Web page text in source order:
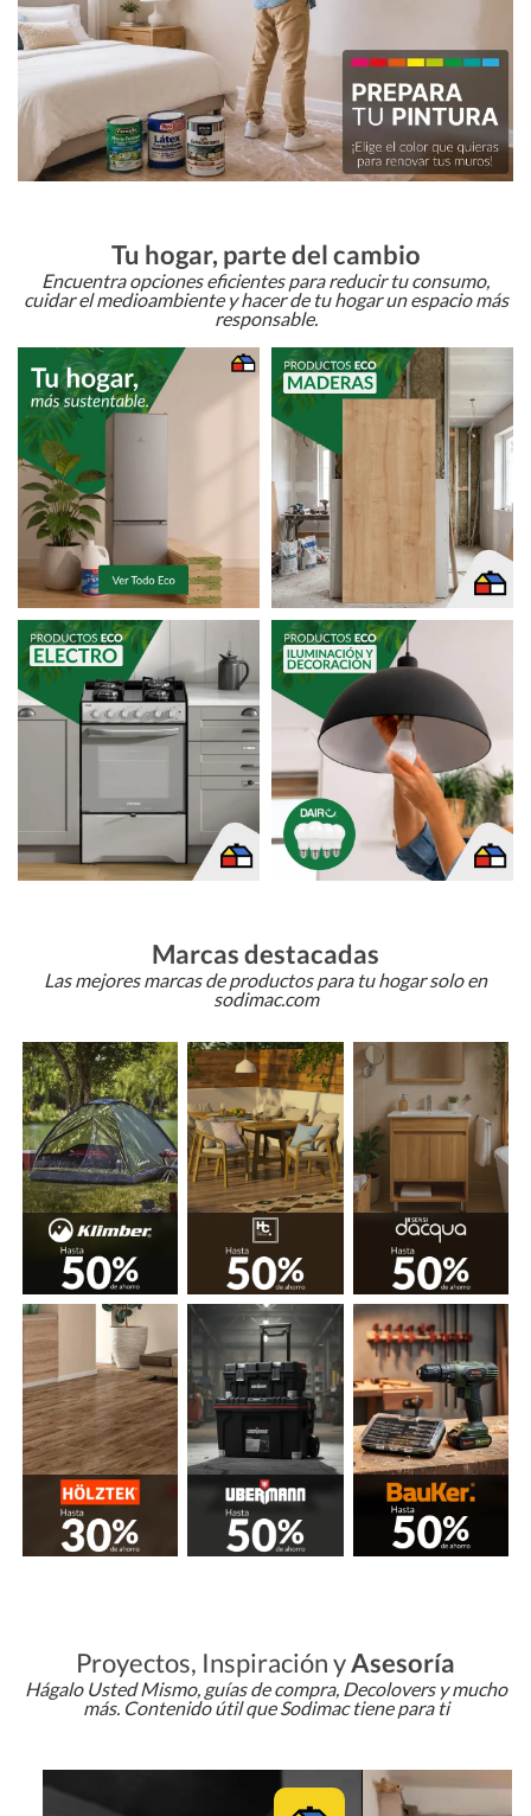
Tu hogar, parte del cambio
Encuentra opciones eficientes para reducir tu consumo,
cuidar el medioambiente y hacer de tu hogar un espacio más
responsable.
Marcas destacadas
Las mejores marcas de productos para tu hogar solo en
sodimac.com
Proyectos, Inspiración yAsesoría
Hágalo Usted Mismo, guías de compra, Decolovers y mucho
más. Contenido útil que Sodimac tiene para ti